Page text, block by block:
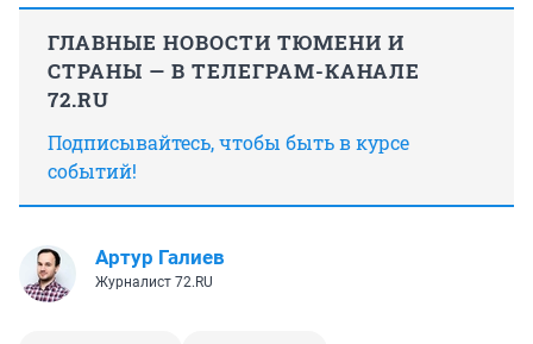
ГЛАВНЫЕ НОВОСТИ ТЮМЕНИ И
СТРАНЫ — В ТЕЛЕГРАМ-КАНАЛЕ
72.RU
Подписывайтесь, чтобы быть в курсе
событий!
Артур Галиев
Журналист 72.RU